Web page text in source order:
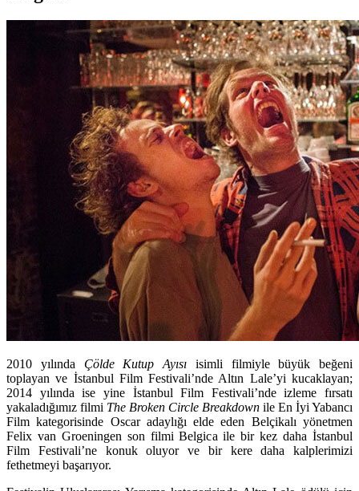
2010 yılında Çölde Kutup Ayısı isimli filmiyle büyük beğeni
toplayan ve İstanbul Film Festivali’nde Altın Lale’yi kucaklayan;
2014 yılında ise yine İstanbul Film Festivali’nde izleme fırsatı
yakaladığımız filmi The Broken Circle Breakdown ile En İyi Yabancı
Film kategorisinde Oscar adaylığı elde eden Belçikalı yönetmen
Felix van Groeningen son filmi Belgica ile bir kez daha İstanbul
Film Festivali’ne konuk oluyor ve bir kere daha kalplerimizi
fethetmeyi başarıyor.